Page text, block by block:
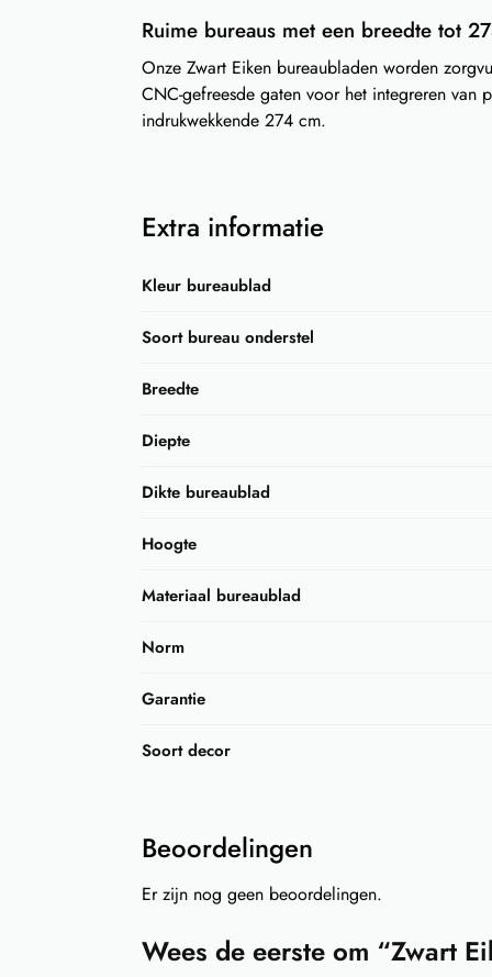
Ruime bureaus met een breedte tot
Onze Zwart Eiken bureaubladen worden
CNC-gefreesde gaten voor het integreren
indrukwekkende 274 cm.
Extra informatie
Kleur bureaublad
Soort bureau onderstel
Breedte
Diepte
Dikte bureaublad
Hoogte
Materiaal bureaublad
Norm
Garantie
Soort decor
Beoordelingen
Er zijn nog geen beoordelingen.
Wees de eerste om “Zwart